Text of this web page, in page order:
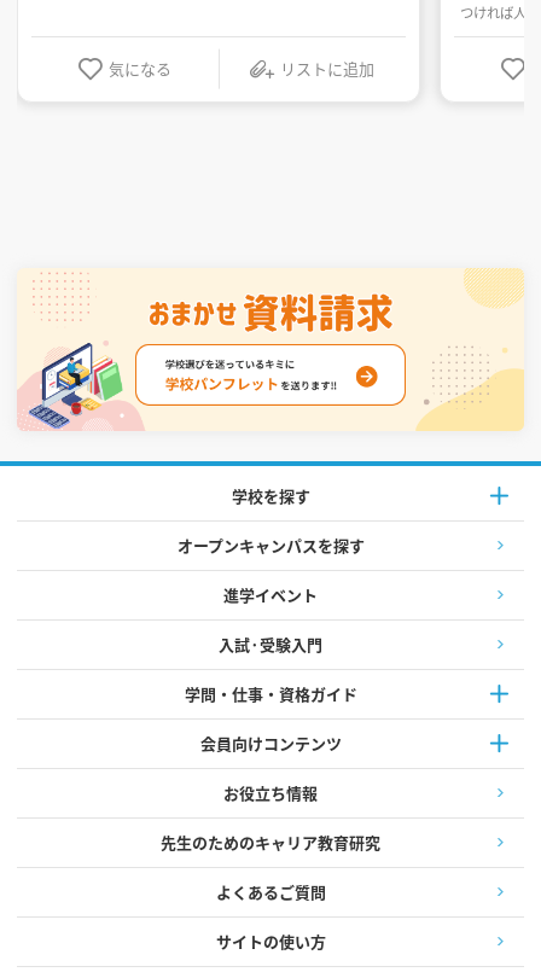
気になる リストに追加
つければ人
学校を探す
オープンキャンパスを探す
進学イベント
入試·受験入門
学問・仕事・資格ガイド
会員向けコンテンツ
お役立ち情報
先生のためのキャリア教育研究
よくあるご質問
サイトの使い方